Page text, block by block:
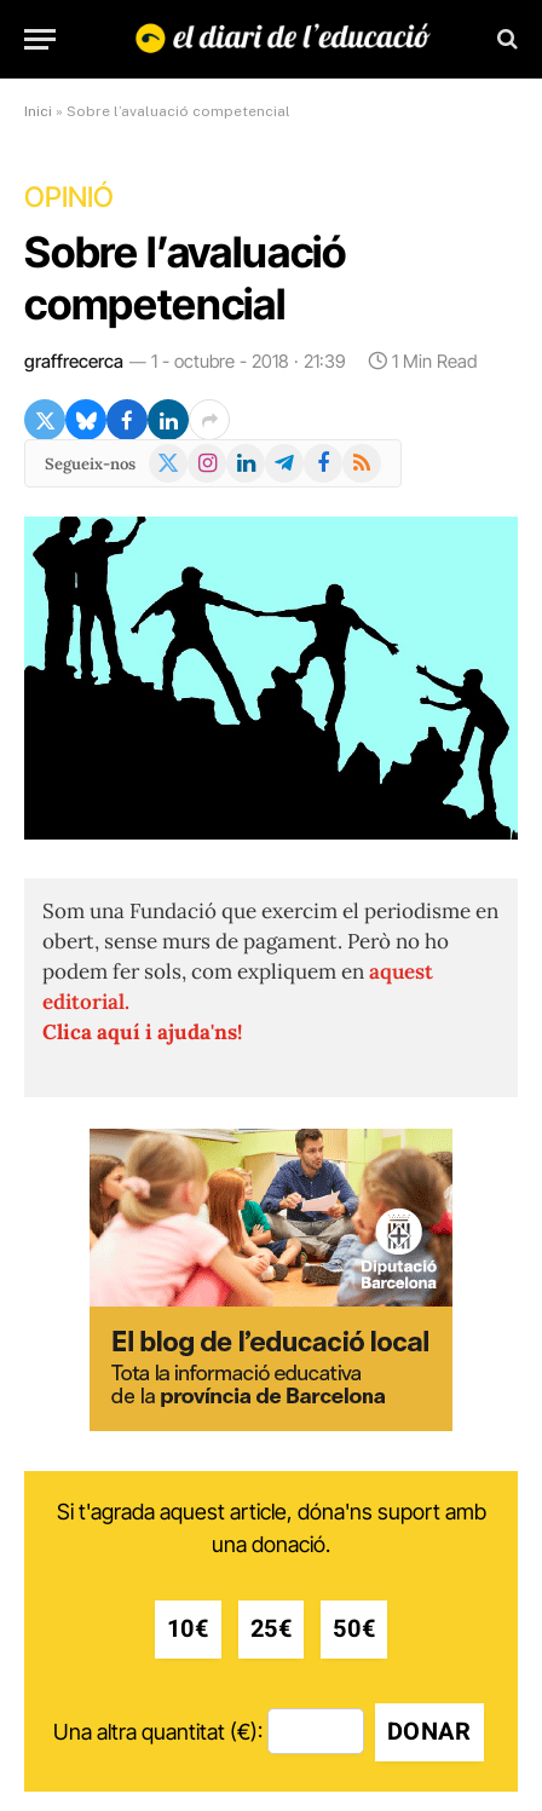
Inici » Sobre l’avaluació competencial
OPINIÓ
Sobre l’avaluació
competencial
graffrecerca 1 - octubre - 2018 · 21:39 1 Min Read
Segueix-nos
X
Instagram
LinkedInTelegramFacebook
RSS
Som una Fundació que exercim el periodisme en
obert, sense murs de pagament. Però no ho
podem fer sols, com expliquem enaquest
editorial.
Clica aquí i ajuda'ns!
Si t'agrada aquest article, dóna'ns suport amb
una donació.
10€ 25€ 50€
Una altra quantitat (€): DONAR